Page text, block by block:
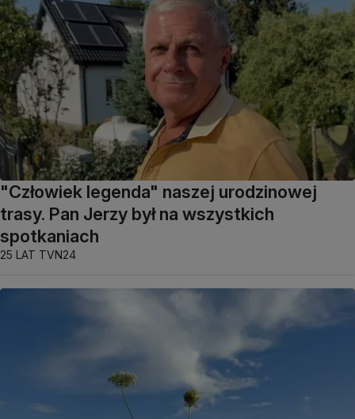
"Człowiek legenda" naszej urodzinowej
trasy. Pan Jerzy był na wszystkich
spotkaniach
25 LAT TVN24